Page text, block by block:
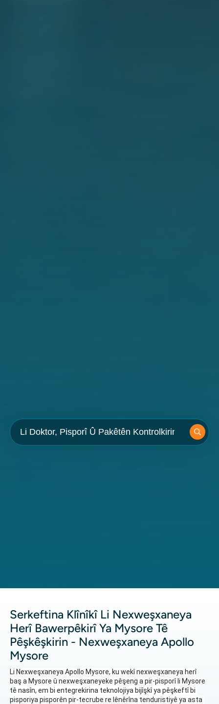
Serkeftina Klînîkî Li Nexweşxaneya
Herî Bawerpêkirî Ya Mysore Tê
Pêşkêşkirin - Nexweşxaneya Apollo
Mysore
Li Nexweşxaneya Apollo Mysore, ku wekî nexweşxaneya herî
baş a Mysore û nexweşxaneyeke pêşeng a pir-pisporî li Mysore
tê nasîn, em bi entegrekirina teknolojiya bijîşkî ya pêşkeftî bi
pisporiya pisporên pir-tecrube re lênêrîna tenduristiyê ya asta